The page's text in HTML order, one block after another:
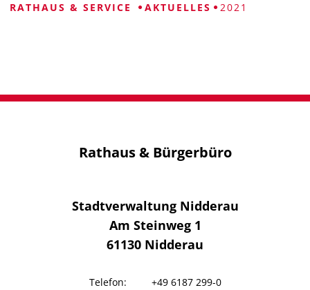
RATHAUS & SERVICE AKTUELLES 2021
Rathaus & Bürgerbüro
Stadtverwaltung Nidderau
Am Steinweg 1
61130 Nidderau
+49 6187 299-0